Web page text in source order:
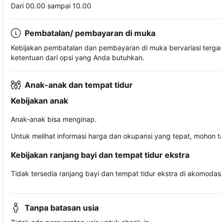
Dari 00.00 sampai 10.00
Pembatalan/ pembayaran di muka
Kebijakan pembatalan dan pembayaran di muka bervariasi
ketentuan dari opsi yang Anda butuhkan.
Anak-anak dan tempat tidur
Kebijakan anak
Anak-anak bisa menginap.
Untuk melihat informasi harga dan okupansi yang tepat,
Kebijakan ranjang bayi dan tempat tidur ekstra
Tidak tersedia ranjang bayi dan tempat tidur ekstra di
Tanpa batasan usia